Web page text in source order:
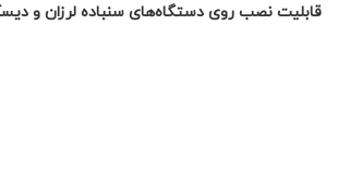
قابلیت نصب روی دستگاه‌های سنباده لرزان و